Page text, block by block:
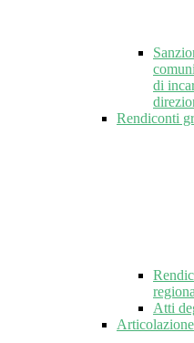
di
Rendiconti
Atti